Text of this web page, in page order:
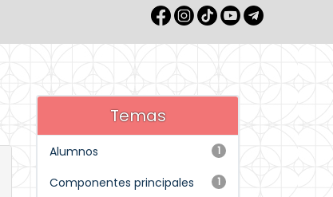
Temas
1
Alumnos
1
Componentes principales